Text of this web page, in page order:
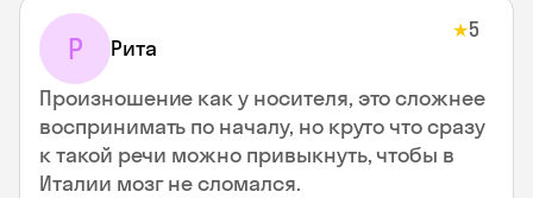
Р Рита
★5
Произношение как у носителя, это сложнее
воспринимать по началу, но круто что сразу
к такой речи можно привыкнуть, чтобы в
Италии мозг не сломался.